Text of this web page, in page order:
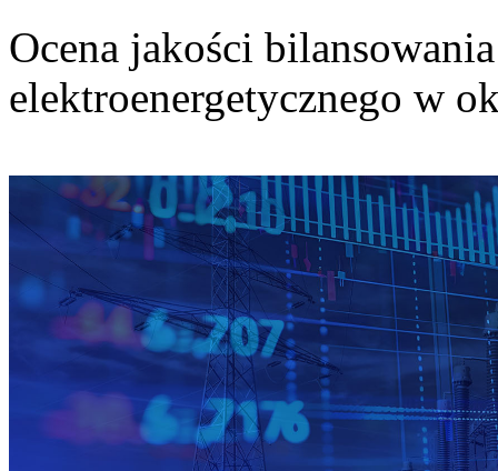
Ocena jakości
elektroenergetycznego w